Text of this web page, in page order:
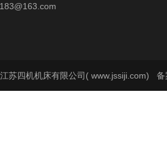
苏四机机床有限公司( www.jssiji.com) 备